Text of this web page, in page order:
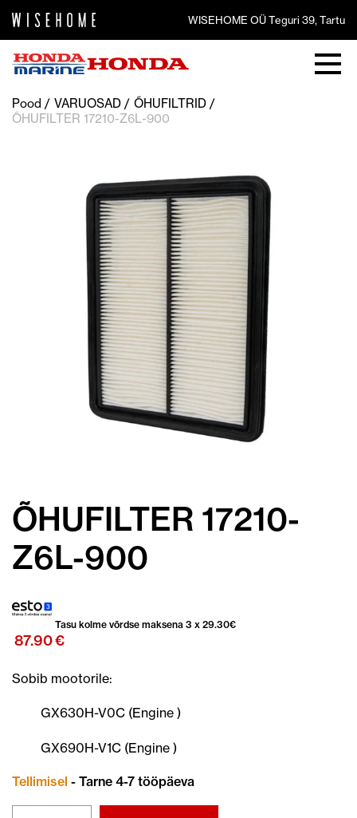
WISEHOME OÜ Teguri 39, Tartu
Pood VARUOSAD
ÕHUFILTRID
ÕHUFILTER 17210-Z6L-900
ÕHUFILTER 17210-
Z6L-900
Tasu kolme võrdse maksena 3 x 29.30€
87.90€
Sobib mootorile:
GX630H-V0C (Engine )
GX690H-V1C (Engine )
Tellimisel - Tarne 4-7 tööpäeva